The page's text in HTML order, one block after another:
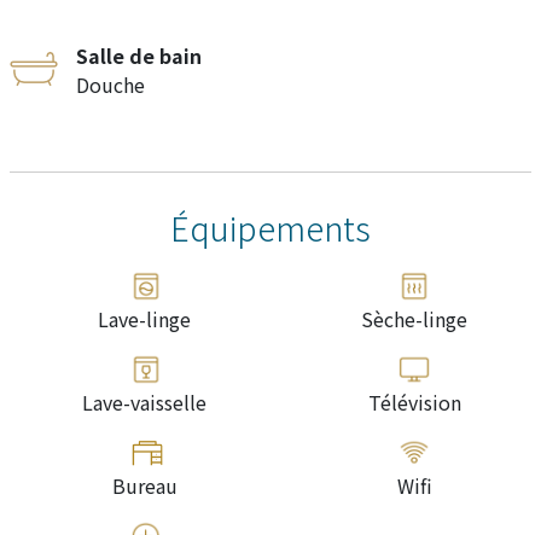
Salle de bain
Douche
Équipements
Lave-linge Sèche-linge
Lave-vaisselle Télévision
Bureau Wifi